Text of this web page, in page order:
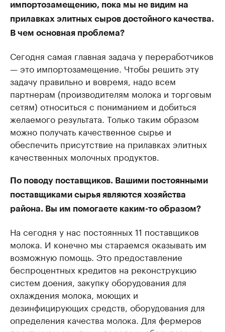
импортозамещению, пока мы не видим на
прилавках элитных сыров достойного качества.
В чем основная проблема?
Сегодня самая главная задача у переработчиков
— это импортозамещение. Чтобы решить эту
задачу правильно и вовремя, надо всем
партнерам (производителям молока и торговым
сетям) относиться с пониманием и добиться
желаемого результата. Только таким образом
можно получать качественное сырье и
обеспечить присутствие на прилавках элитных
качественных молочных продуктов.
По поводу поставщиков. Вашими постоянными
поставщиками сырья являются хозяйства
района. Вы им помогаете каким-то образом?
На сегодня у нас постоянных 11 поставщиков
молока. И конечно мы стараемся оказывать им
возможную помощь. Это предоставление
беспроцентных кредитов на реконструкцию
систем доения, закупку оборудования для
охлаждения молока, моющих и
дезинфицирующих средств, оборудования для
определения качества молока. Для фермеров